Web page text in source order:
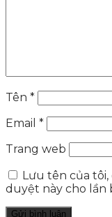
Tên *
Email *
Trang web
Lưu tên của
duyệt này cho lần